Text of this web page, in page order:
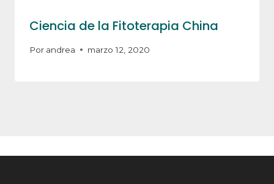
Ciencia de la Fitoterapia China
Por andrea marzo 12, 2020